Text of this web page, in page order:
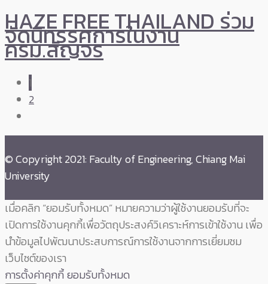
HAZE FREE THAILAND ร่วม
จัดนิทรรศการในงาน
ครม.สัญจร
1
2
© Copyright 2021: Faculty of Engineering, Chiang Mai
University
เมื่อคลิก “ยอมรับทั้งหมด” หมายความว่าผู้ใช้งานยอมรับที่จะ
เปิดการใช้งานคุกกี้เพื่อวัตถุประสงค์วิเคราะห์การเข้าใช้งาน เพื่อ
นำข้อมูลไปพัฒนาประสบการณ์การใช้งานจากการเยี่ยมชม
เว็บไซต์ของเรา
การตั้งค่าคุกกี้ยอมรับทั้งหมด